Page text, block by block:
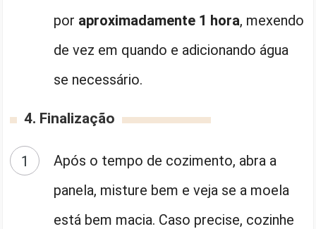
por aproximadamente 1 hora, mexendo
de vez em quando e adicionando água
se necessário.
4. Finalização
Após o tempo de cozimento, abra a
panela, misture bem e veja se a moela
está bem macia. Caso precise, cozinhe